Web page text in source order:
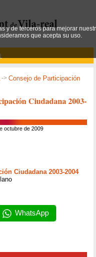
->Consejo de Participación
Ciudadana 2003-
octubre de 2009
Ciudadana 2003-2004
WhatsApp
y de terceros para mejorar
que acepta su uso.